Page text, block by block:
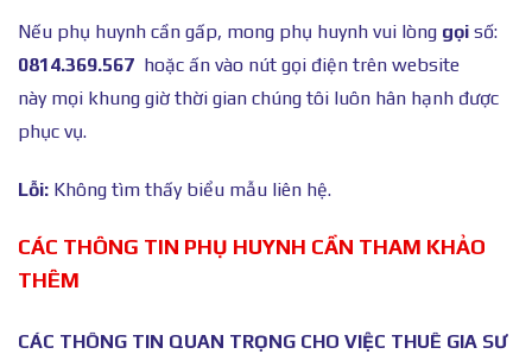
Nếu phụ huynh cần gấp, mong phụ huynh vui lòng gọi số:
0814.369.567 hoặc ấn vào nút gọi điện trên website
này mọi khung giờ thời gian chúng tôi luôn hân hạnh được
phục vụ.
Lỗi: Không tìm thấy biểu mẫu liên hệ.
CÁC THÔNG TIN PHỤ HUYNH CẦN THAM KHẢO
THÊM
CÁC THÔNG TIN QUAN TRỌNG CHO VIỆC THUÊ GIA SƯ